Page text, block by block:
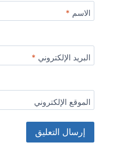
الاسم *
البريد الإلكتروني *
الموقع الإلكتروني